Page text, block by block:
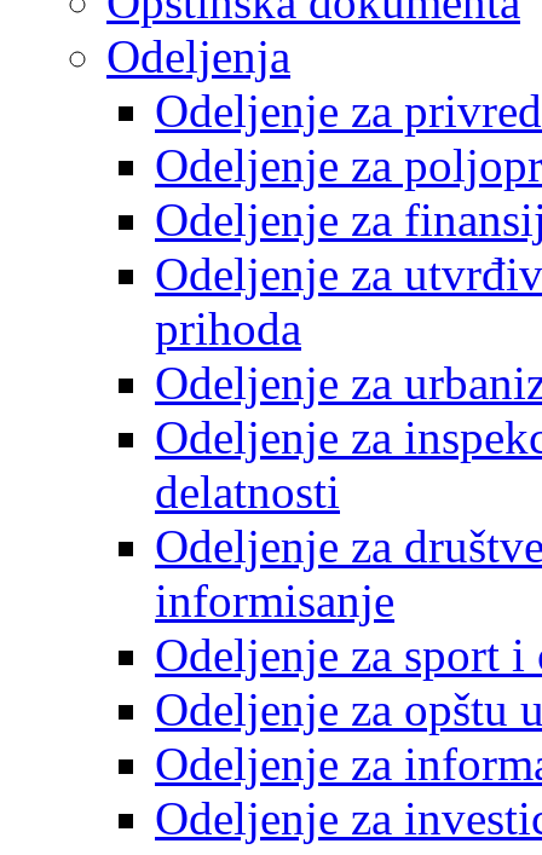
Odeljenja
Odeljenje za
Odeljenje za
Odeljenje za
Odeljenje za
prihoda
Odeljenje za
Odeljenje za
delatnosti
Odeljenje za
informisanje
Odeljenje za sport
Odeljenje za opštu
Odeljenje za
Odeljenje za